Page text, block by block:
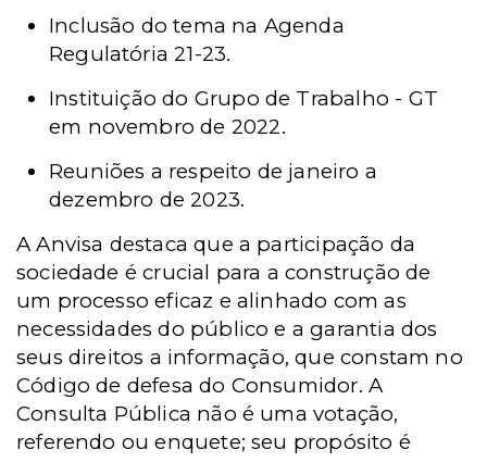
Inclusão do tema na Agenda
Regulatória 21-23.
Instituição do Grupo de Trabalho - GT
em novembro de 2022.
Reuniões a respeito de janeiro a
dezembro de 2023.
A Anvisa destaca que a participação da
sociedade é crucial para a construção de
um processo eficaz e alinhado com as
necessidades do público e a garantia dos
seus direitos a informação, que constam no
Código de defesa do Consumidor. A
Consulta Pública não é uma votação,
referendo ou enquete; seu propósito é